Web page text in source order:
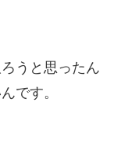
うと思ったん
です。